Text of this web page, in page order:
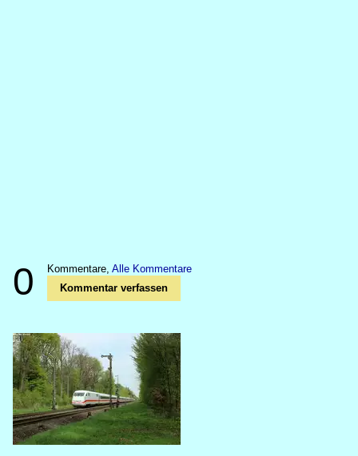
0 Kommentare, Alle Kommentare
Kommentar verfassen